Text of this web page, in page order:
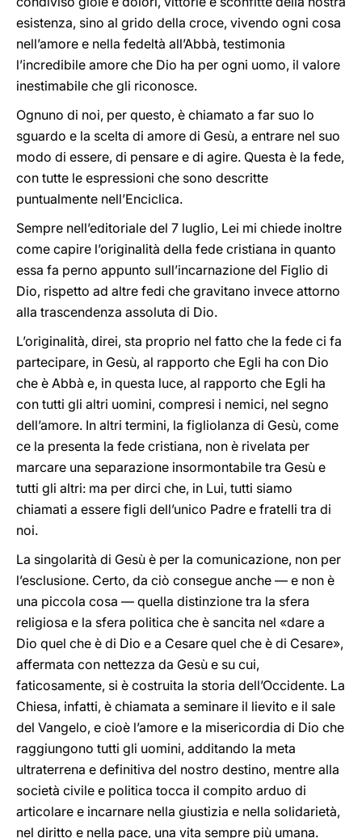
esistenza, sino al grido della croce, vivendo ogni cosa
nell’amore e nella fedeltà all’Abbà, testimonia
l’incredibile amore che Dio ha per ogni uomo, il valore
inestimabile che gli riconosce.
Ognuno di noi, per questo, è chiamato a far suo lo
sguardo e la scelta di amore di Gesù, a entrare nel suo
modo di essere, di pensare e di agire. Questa è la fede,
con tutte le espressioni che sono descritte
puntualmente nell’Enciclica.
Sempre nell’editoriale del 7 luglio, Lei mi chiede inoltre
come capire l’originalità della fede cristiana in quanto
essa fa perno appunto sull’incarnazione del Figlio di
Dio, rispetto ad altre fedi che gravitano invece attorno
alla trascendenza assoluta di Dio.
L’originalità, direi, sta proprio nel fatto che la fede ci fa
partecipare, in Gesù, al rapporto che Egli ha con Dio
che è Abbà e, in questa luce, al rapporto che Egli ha
con tutti gli altri uomini, compresi i nemici, nel segno
dell’amore. In altri termini, la figliolanza di Gesù, come
ce la presenta la fede cristiana, non è rivelata per
marcare una separazione insormontabile tra Gesù e
tutti gli altri: ma per dirci che, in Lui, tutti siamo
chiamati a essere figli dell’unico Padre e fratelli tra di
noi.
La singolarità di Gesù è per la comunicazione, non per
l’esclusione. Certo, da ciò consegue anche — e non è
una piccola cosa — quella distinzione tra la sfera
religiosa e la sfera politica che è sancita nel «dare a
Dio quel che è di Dio e a Cesare quel che è di Cesare»,
affermata con nettezza da Gesù e su cui,
faticosamente, si è costruita la storia dell’Occidente. La
Chiesa, infatti, è chiamata a seminare il lievito e il sale
del Vangelo, e cioè l’amore e la misericordia di Dio che
raggiungono tutti gli uomini, additando la meta
ultraterrena e definitiva del nostro destino, mentre alla
società civile e politica tocca il compito arduo di
articolare e incarnare nella giustizia e nella solidarietà,
nel diritto e nella pace, una vita sempre più umana.